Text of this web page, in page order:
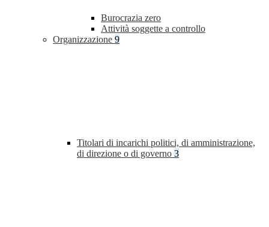
Burocrazia zero
Attività soggette a controllo
Organizzazione 9
Titolari di incarichi politici, di amministrazione,
di direzione o di governo 3